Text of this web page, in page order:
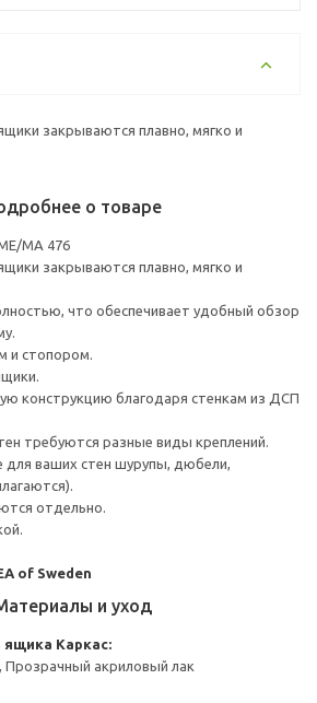
закрываются плавно, мягко и
о товаре
MA 476
закрываются плавно, мягко и
что обеспечивает удобный обзор
и стопором.
конструкцию благодаря стенкам из ДСП
требуются разные виды креплений.
ваших стен шурупы, дюбели,
отдельно.
of Sweden
и уход
ящика Каркас:
Прозрачный акриловый лак